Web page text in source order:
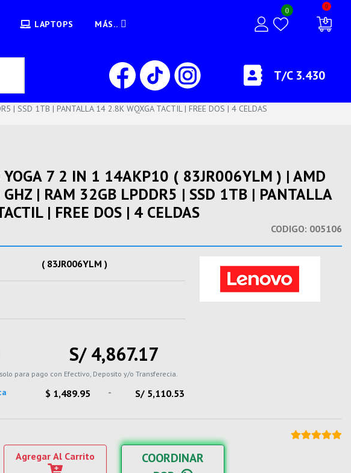
LAPTOPS MÁS..
0
0
T/C 3.430
| SSD 1TB | PANTALLA 14 2.8K WQXGA TACTIL | FREE DOS | 4 CELDAS
YOGA 7 2 IN 1 14AKP10 ( 83JR006YLM ) | AMD
| RAM 32GB LPDDR5 | SSD 1TB | PANTALLA
| FREE DOS | 4 CELDAS
CODIGO: 005106
( 83JR006YLM )
S/ 4,867.17
para pago con Efectivo, Deposito y/o Transferecia.
$ 1,489.95 - S/ 5,110.53
Agregar Al Carrito
COORDINAR